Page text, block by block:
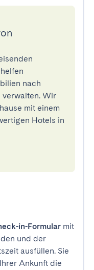
nach
verwalten. Wir
mit einem
Hotels in
in-Formular mit
und der
ausfüllen. Sie
Ankunft die